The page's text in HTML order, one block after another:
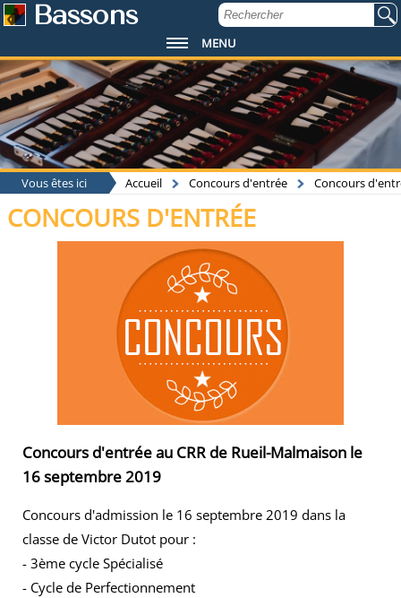
Bassons
MENU
Vous êtes ici Accueil Concours d'entrée Concours
CONCOURS D'ENTRÉE
Concours d'entrée au CRR de Rueil-Malmaison le
16 septembre 2019
Concours d'admission le 16 septembre 2019 dans la
classe de Victor Dutot pour :
- 3ème cycle Spécialisé
- Cycle de Perfectionnement